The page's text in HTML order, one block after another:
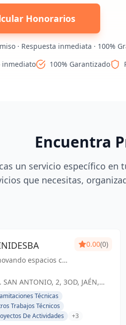
Honorarios
· Respuesta inmediata · 100%
inmediato
100% Garantizado
Encuentra
un servicio específico en
que necesitas,
espacios con
de
0.00(0)
SAN ANTONIO, 2, 3OD, JAÉN,
España
Técnicas
Trabajos Técnicos
De Actividades
+3